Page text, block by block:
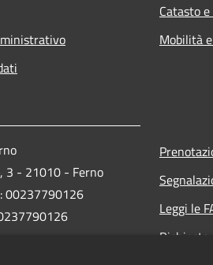
Catasto
Mobilità
3 - 21010 - Ferno
00237790126
Leggi le